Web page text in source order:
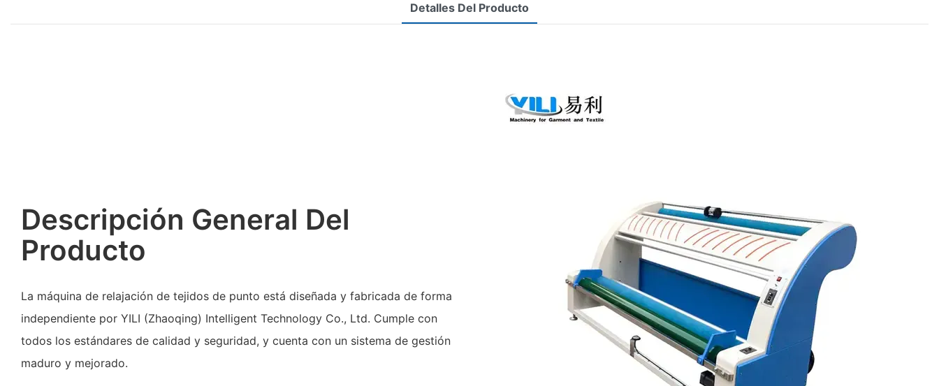
Detalles Del Producto
Descripción General Del
Producto
La máquina de relajación de tejidos de punto está diseñada y fabricada de forma
independiente por YILI (Zhaoqing) Intelligent Technology Co., Ltd. Cumple con
todos los estándares de calidad y seguridad, y cuenta con un sistema de gestión
maduro y mejorado.